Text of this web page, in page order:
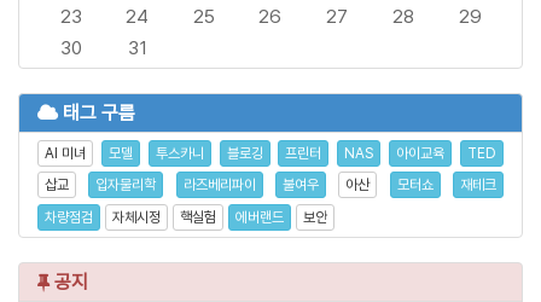
23
24 25 26 27 28
29
30
31
태그 구름
AI 미녀 모델 투스카니 블로깅 프린터 NAS 아이교육
TED
삽교
입자물리학 라즈베리파이 불여우 아산 모터쇼
재테크
차량점검
자체시정 핵실험 에버랜드 보안
공지